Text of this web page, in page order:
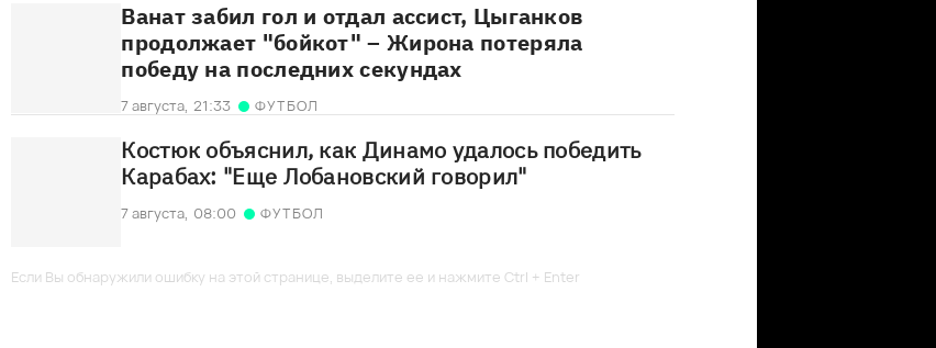
Ванат забил гол и отдал ассист, Цыганков
продолжает "бойкот" – Жирона потеряла
победу на последних секундах
7 августа, 21:33 ФУТБОЛ
Костюк объяснил, как Динамо удалось победить
Карабах: "Еще Лобановский говорил"
7 августа, 08:00 ФУТБОЛ
Если Вы обнаружили ошибку на этой странице, выделите ее и нажмите Ctrl + Enter